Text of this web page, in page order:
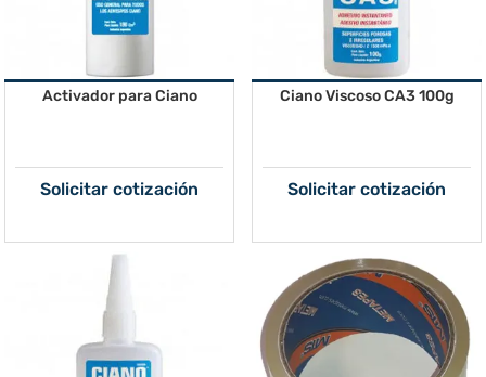
Activador para Ciano
Solicitar cotización
Ciano Viscoso CA3 100g
Solicitar cotización